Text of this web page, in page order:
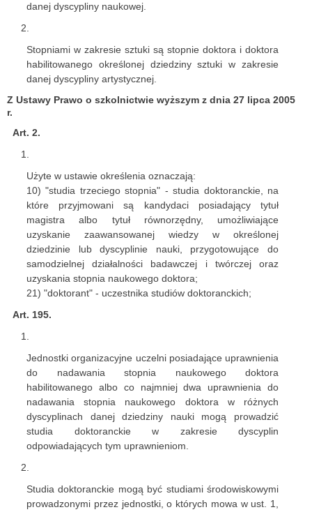
danej dyscypliny naukowej.
Stopniami w zakresie sztuki są stopnie doktora i doktora
habilitowanego określonej dziedziny sztuki w zakresie
danej dyscypliny artystycznej.
Z Ustawy Prawo o szkolnictwie wyższym z dnia 27 lipca 2005
r.
Art. 2.
Użyte w ustawie określenia oznaczają:
10) "studia trzeciego stopnia" - studia doktoranckie, na
które przyjmowani są kandydaci posiadający tytuł
magistra albo tytuł równorzędny, umożliwiające
uzyskanie zaawansowanej wiedzy w określonej
dziedzinie lub dyscyplinie nauki, przygotowujące do
samodzielnej działalności badawczej i twórczej oraz
uzyskania stopnia naukowego doktora;
21) "doktorant" - uczestnika studiów doktoranckich;
Art. 195.
Jednostki organizacyjne uczelni posiadające uprawnienia
do nadawania stopnia naukowego doktora
habilitowanego albo co najmniej dwa uprawnienia do
nadawania stopnia naukowego doktora w różnych
dyscyplinach danej dziedziny nauki mogą prowadzić
studia doktoranckie w zakresie dyscyplin
odpowiadających tym uprawnieniom.
Studia doktoranckie mogą być studiami środowiskowymi
prowadzonymi przez jednostki, o których mowa w ust. 1,